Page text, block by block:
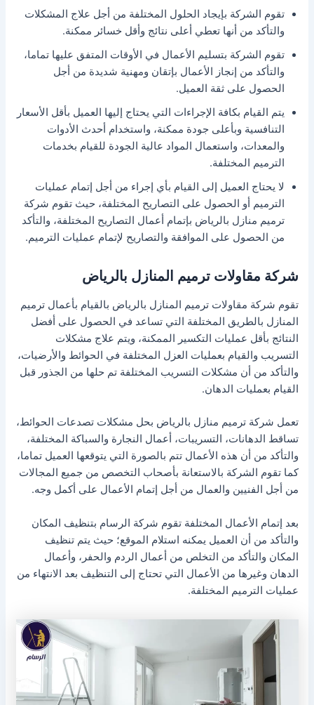
تقوم الشركة بإيجاد الحلول المختلفة من أجل علاج المشكلات
والتأكد من أنها تعطي أعلى نتائج وأقل خسائر ممكنة.
تقوم الشركة بتسليم الأعمال في الأوقات المتفق عليها تماما،
والتأكد من إنجاز الأعمال بإتقان ومهنية شديدة من أجل
الحصول على ثقة العميل.
يتم القيام بكافة الإجراءات التي يحتاج إليها العميل بأقل الأسعار
التنافسية وبأعلى جودة ممكنة، واستخدام أحدث الأدوات
والمعدات، واستعمال المواد عالية الجودة للقيام بخدمات
الترميم المختلفة.
لا يحتاج العميل إلى القيام بأي إجراء من أجل إتمام عمليات
الترميم أو الحصول على التصاريح المختلفة، حيث تقوم شركة
ترميم منازل بالرياض بإتمام أعمال التصاريح المختلفة، والتأكد
من الحصول على الموافقة والتصاريح لإتمام عمليات الترميم.
شركة مقاولات ترميم المنازل بالرياض
تقوم شركة مقاولات ترميم المنازل بالرياض بالقيام بأعمال ترميم
المنازل بالطريق المختلفة التي تساعد في الحصول على أفضل
النتائج بأقل عمليات التكسير الممكنة، ويتم علاج مشكلات
التسريب والقيام بعمليات العزل المختلفة في الحوائط والأرضيات،
والتأكد من أن مشكلات التسريب المختلفة تم حلها من الجذور قبل
القيام بعمليات الدهان.
تعمل شركة ترميم منازل بالرياض بحل مشكلات تصدعات الحوائط،
تساقط الدهانات، التسريبات، أعمال النجارة والسباكة المختلفة،
والتأكد من أن هذه الأعمال تتم بالصورة التي يتوقعها العميل تماما،
كما تقوم الشركة بالاستعانة بأصحاب التخصص من جميع المجالات
من أجل الفنيين والعمال من أجل إتمام الأعمال على أكمل وجه.
بعد إتمام الأعمال المختلفة تقوم شركة الرسام بتنظيف المكان
والتأكد من أن العميل يمكنه استلام الموقع؛ حيث يتم تنظيف
المكان والتأكد من التخلص من أعمال الردم والحفر، وأعمال
الدهان وغيرها من الأعمال التي تحتاج إلى التنظيف بعد الانتهاء من
عمليات الترميم المختلفة.